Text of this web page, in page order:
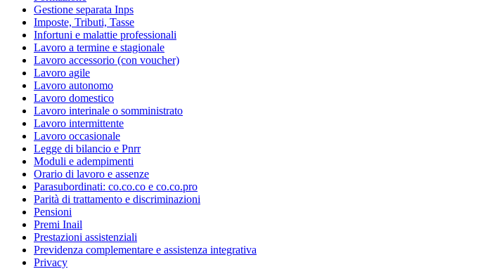
Gestione separata Inps
Imposte, Tributi, Tasse
Infortuni e malattie professionali
Lavoro a termine e stagionale
Lavoro accessorio (con voucher)
Lavoro agile
Lavoro autonomo
Lavoro domestico
Lavoro interinale o somministrato
Lavoro intermittente
Lavoro occasionale
Legge di bilancio e Pnrr
Moduli e adempimenti
Orario di lavoro e assenze
Parasubordinati: co.co.co e co.co.pro
Parità di trattamento e discriminazioni
Pensioni
Premi Inail
Prestazioni assistenziali
Previdenza complementare e assistenza integrativa
Privacy